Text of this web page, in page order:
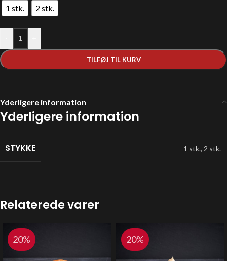
1 stk. 2 stk.
TILFØJ TIL KURV
Yderligere information
Yderligere information
STYKKE 1 stk., 2 stk.
Relaterede varer
20% 20%